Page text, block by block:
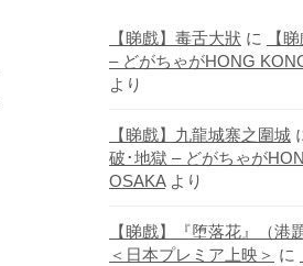
【睇戲】毒舌大狀 に
【
– どがちゃがHONG
より
【睇戲】九龍城寨之圍城
破･地獄 – どがちゃが
OSAKAより
【睇戲】『堕落花』（港
＜日本プレミア上映＞ に